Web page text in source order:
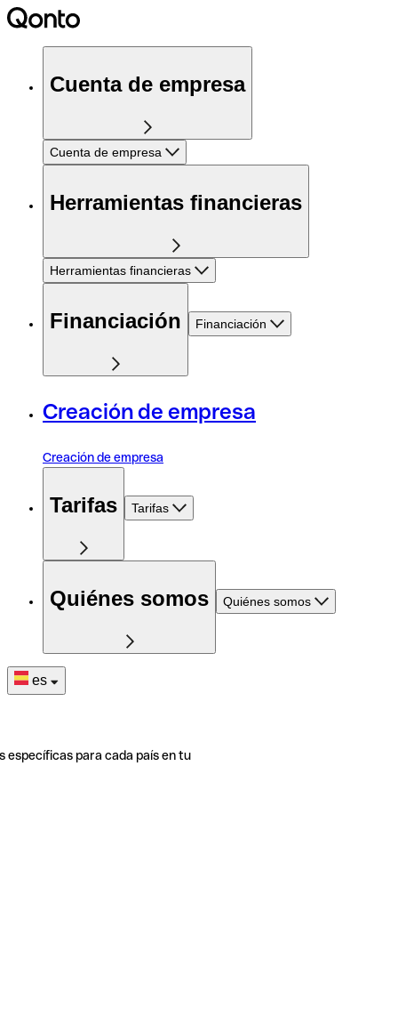
Cuenta de empresa
Cuenta de empresa
Herramientas financieras
Herramientas financieras
Financiación Financiación
Creación de empresa
Creación de empresa
Tarifas Tarifas
Quiénes somos Quiénes somos
es
específicas para cada país en tu